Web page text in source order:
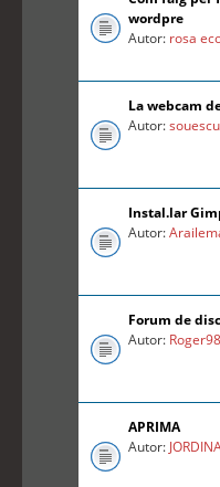
wordpre
Autor: rosa
La webcam
Autor:
Instal.lar
Autor:
Forum de
Autor:
APRIMA
Autor: